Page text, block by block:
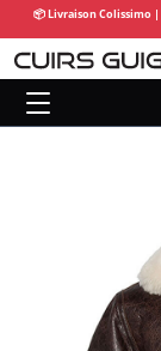
📦 Livraison Colissimo